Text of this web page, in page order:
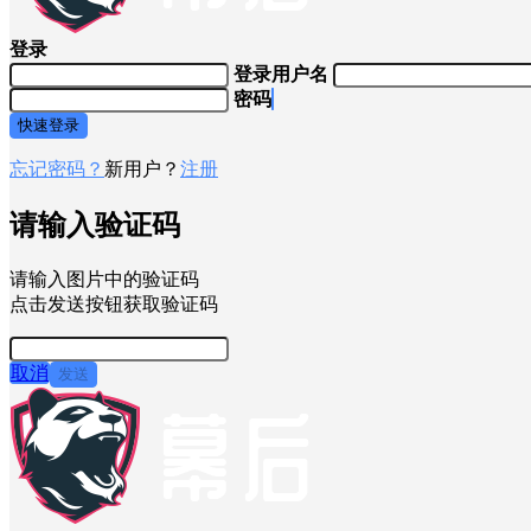
登录
登录用户名
密码
快速登录
忘记密码？ 新用户？ 注册
请输入验证码
请输入图片中的验证码
点击发送按钮获取验证码
取消 发送